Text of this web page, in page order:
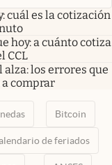
cuál es la cotización
hoy: a cuánto cotiza
CCL
alza: los errores que
comprar
Bitcoin
de feriados